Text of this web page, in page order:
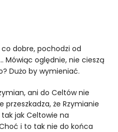
co dobre, pochodzi od
Mówiąc oględnie, nie cieszą
Dużo by wymieniać.
ani do Celtów nie
przeszkadza, że Rzymianie
jak Celtowie na
i to tak nie do końca